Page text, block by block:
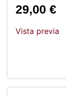
29,00 €
Vista previa